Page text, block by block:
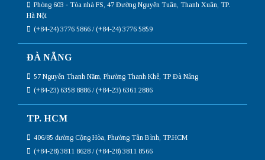
Phòng 603 - Tòa nhà FS, 47 Đường Nguyễn Tuân, Thanh Xuân, TP.
Hà Nội
(+84-24) 3776 5866 / (+84-24) 3776 5859
ĐÀ NẴNG
57 Nguyễn Thanh Năm, Phường Thanh Khê, TP Đà Nẵng
(+84-23) 6358 8886 / (+84-23) 6361 2886
TP. HCM
406/85 đường Cộng Hòa, Phường Tân Bình, TP.HCM
(+84-28) 3811 8628 / (+84-28) 3811 8566